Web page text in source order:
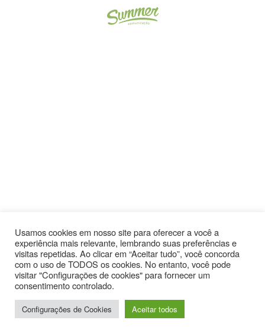
Usamos cookies em nosso site para oferecer a você a
experiência mais relevante, lembrando suas preferências e
visitas repetidas. Ao clicar em “Aceitar tudo”, você concorda
com o uso de TODOS os cookies. No entanto, você pode
visitar "Configurações de cookies" para fornecer um
consentimento controlado.
Configurações de Cookies Aceitar todos